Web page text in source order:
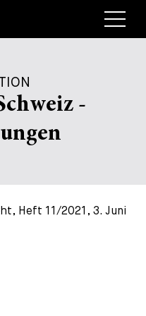
+
-
Heft 11/2021, 3. Juni